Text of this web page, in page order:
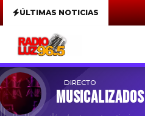
ÚLTIMAS NOTICIAS
DIRECTO
MUSICALIZADOS